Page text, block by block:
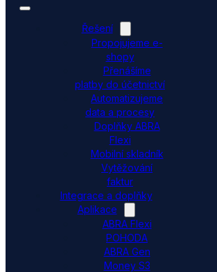
Řešení
Propojujeme e-
shopy
Přenášíme
platby do účetnictví
Automatizujeme
data a procesy
Doplňky ABRA
Flexi
Mobilní skladník
Vytěžování
faktur
Integrace a doplňky
Aplikace
ABRA Flexi
POHODA
ABRA Gen
Money S3